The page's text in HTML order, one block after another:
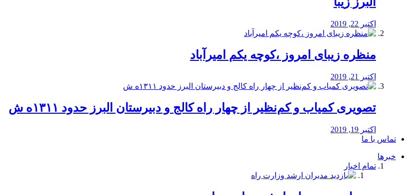
اکتبر 22, 2019
منظره‌‌ زیبای امروز ،کوچه یکم امیرآباد
اکتبر 21, 2019
️تصویری کمیاب و کم‌نظیر از چهار راه كالج و دبيرستان البرز حدود ۱۳۱۱ه ش
اکتبر 19, 2019
تماس با ما
خبرها
تمام اخبار